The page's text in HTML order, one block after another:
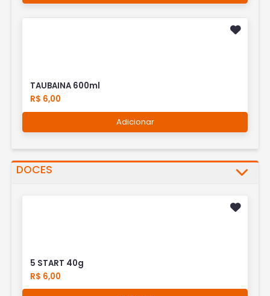
TAUBAINA 600ml
R$ 6,00
Adicionar
DOCES
5 START 40g
R$ 6,00